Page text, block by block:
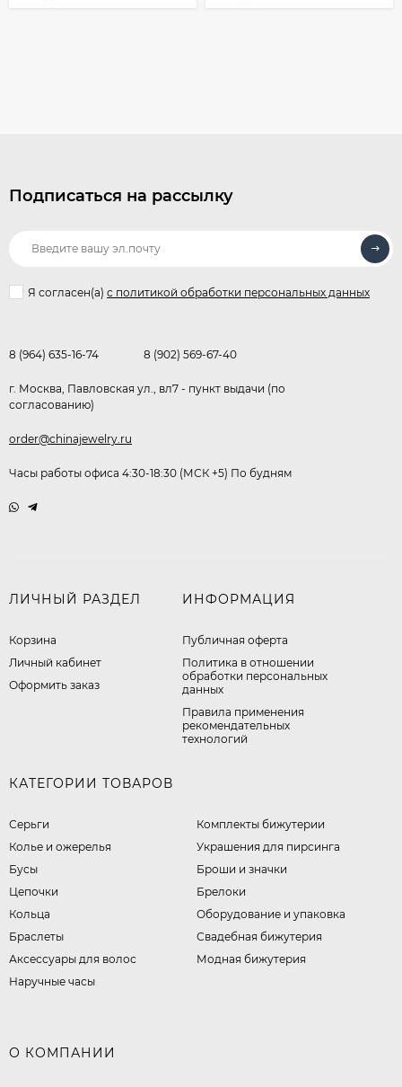
Подписаться на рассылку
Я согласен(a) с политикой обработки персональных данных
8 (964) 635-16-74 8 (902) 569-67-40
г. Москва, Павловская ул., вл7 - пункт выдачи (по
согласованию)
order@chinajewelry.ru
Часы работы офиса 4:30-18:30 (МСК +5) По будням
ЛИЧНЫЙ РАЗДЕЛ
Корзина
Личный кабинет
Оформить заказ
ИНФОРМАЦИЯ
Публичная оферта
​Политика в отношении
обработки персональных
данных
Правила применения
рекомендательных
технологий
КАТЕГОРИИ ТОВАРОВ
Серьги
Колье и ожерелья
Бусы
Цепочки
Кольца
Браслеты
Аксессуары для волос
Наручные часы
Комплекты бижутерии
Украшения для пирсинга
Броши и значки
Брелоки
Оборудование и упаковка
Свадебная бижутерия
Модная бижутерия
О КОМПАНИИ